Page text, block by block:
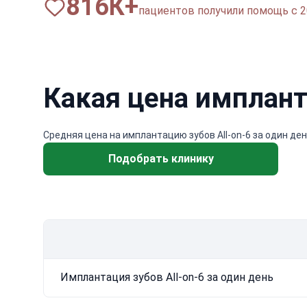
820К+пациентов получили помощь с
Какая цена
Средняя цена на имплантацию зубов All-on-6 за один
Подобрать клинику
Имплантация зубов All-on-6 за один день